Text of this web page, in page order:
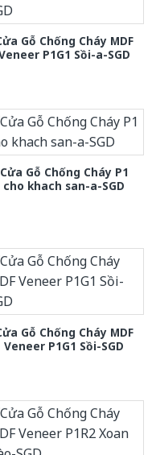
Gỗ Chống Cháy MDF
P1G1 Sồi-a-SGD
Cửa Gỗ Chống Cháy P1
cho khach san-a-SGD
Gỗ Chống Cháy MDF
Veneer P1G1 Sồi-SGD